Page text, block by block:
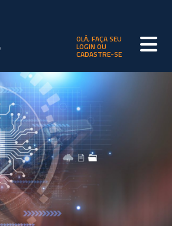
OLÁ, FAÇA SEU
LOGIN OU
CADASTRE-SE